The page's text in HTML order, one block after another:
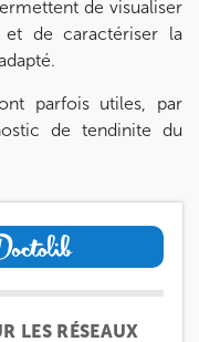
LES RÉSEAUX
de visualiser
de caractériser la
parfois utiles, par
de tendinite du